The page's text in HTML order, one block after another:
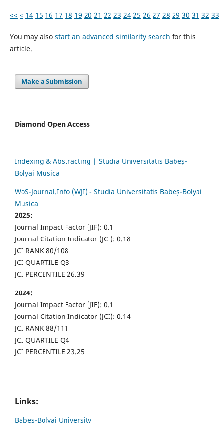
<< < 14 15 16 17 18 19 20 21 22 23 24 25 26 27 28 29 30 31 32 33
You may also start an advanced similarity search for this
article.
Make a Submission
Diamond Open Access
Indexing & Abstracting | Studia Universitatis Babeș-
Bolyai Musica
WoS-Journal.Info (WJI) - Studia Universitatis Babeș-Bolyai
Musica
2025:
Journal Impact Factor (JIF): 0.1
Journal Citation Indicator (JCI): 0.18
JCI RANK 80/108
JCI QUARTILE Q3
JCI PERCENTILE 26.39
2024:
Journal Impact Factor (JIF): 0.1
Journal Citation Indicator (JCI): 0.14
JCI RANK 88/111
JCI QUARTILE Q4
JCI PERCENTILE 23.25
Links:
Babes-Bolyai University